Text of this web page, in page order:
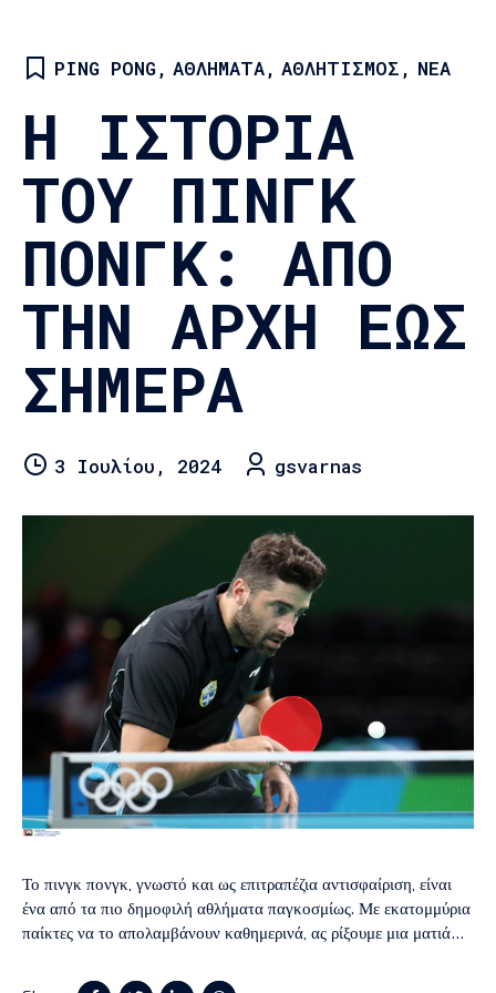
PING PONG, ΑΘΛΉΜΑΤΑ, ΑΘΛΗΤΙΣΜΌΣ , ΝΈΑ
Η ΙΣΤΟΡΊΑ
ΤΟΥ ΠΙΝΓΚ
ΠΟΝΓΚ: ΑΠΌ
ΤΗΝ ΑΡΧΉ ΈΩΣ
ΣΉΜΕΡΑ
3 Ιουλίου, 2024 gsvarnas
Το πινγκ πονγκ, γνωστό και ως επιτραπέζια αντισφαίριση, είναι
ένα από τα πιο δημοφιλή αθλήματα παγκοσμίως. Με εκατομμύρια
παίκτες να το απολαμβάνουν καθημερινά, ας ρίξουμε μια ματιά
ένα διεθνές άθλημα. Οι Αρχές του Πινγκ Πονγκ Η ιστορία του